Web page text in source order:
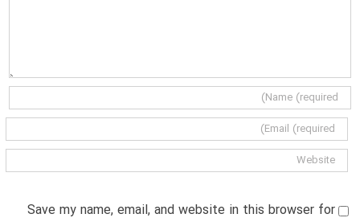
Save my name, email, and website in this browser for